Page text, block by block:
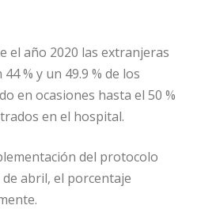
el año 2020 las extranjeras
% y un 49.9 % de los
en ocasiones hasta el 50 %
en el hospital.
del protocolo
abril, el porcentaje